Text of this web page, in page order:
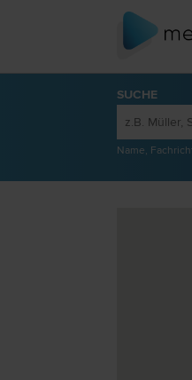
SUCHE
Name,